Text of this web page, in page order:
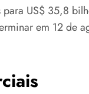
US$ 35,8
em 12 de